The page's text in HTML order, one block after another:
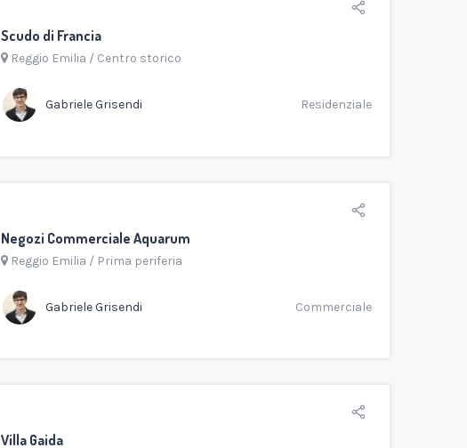
Scudo di Francia
Reggio Emilia / Centro storico
Gabriele Grisendi Residenziale
Negozi Commerciale Aquarum
Reggio Emilia / Prima periferia
Gabriele Grisendi Commerciale
Villa Gaida